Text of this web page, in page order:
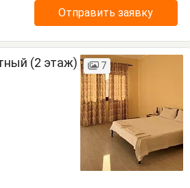
Отправить заявку
(2 этаж) 7